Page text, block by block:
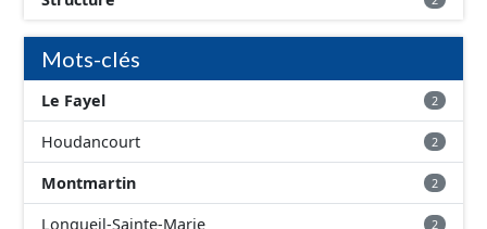
Mots-clés
Le Fayel 2
Houdancourt 2
Montmartin 2
Longueil-Sainte-Marie 2